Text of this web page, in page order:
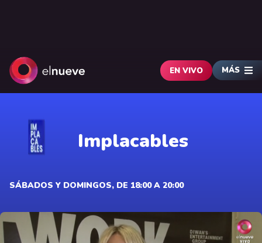
EN VIVO MÁS
Implacables
SÁBADOS Y DOMINGOS, DE 18:00 A 20:00